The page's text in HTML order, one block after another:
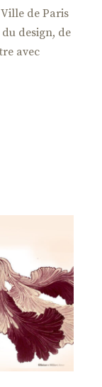
de Paris
design, de
avec